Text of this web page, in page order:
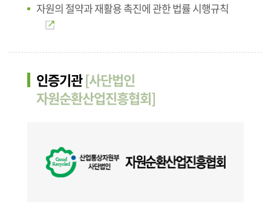
자원의 절약과 재활용 촉진에 관한 법률 시행규칙
인증기관[사단법인
자원순환산업진흥협회]